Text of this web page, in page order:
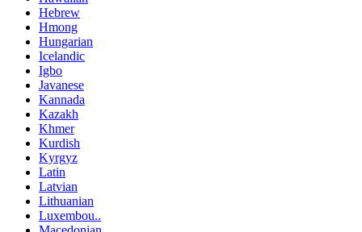
Hebrew
Hmong
Hungarian
Icelandic
Igbo
Javanese
Kannada
Kazakh
Khmer
Kurdish
Kyrgyz
Latin
Latvian
Lithuanian
Luxembou..